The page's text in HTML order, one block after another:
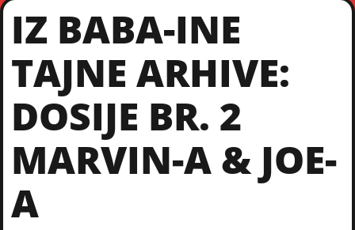
IZ BABA-INE
TAJNE ARHIVE:
DOSIJE BR. 2
MARVIN-A & JOE-
A